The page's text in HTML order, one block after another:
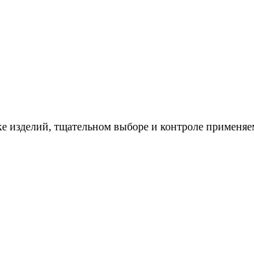
изделий, тщательном выборе и контроле